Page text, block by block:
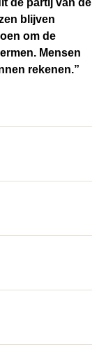
blijven
om de
Mensen
rekenen.”